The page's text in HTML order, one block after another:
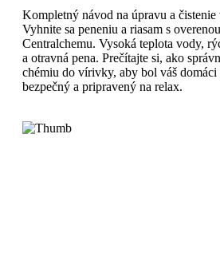
Kompletný návod na úpravu a
Vyhnite sa peneniu a riasam s
Centralchemu. Vysoká teplota vody,
a otravná pena. Prečítajte si, ako
chémiu do vírivky, aby bol váš
bezpečný a pripravený na relax.